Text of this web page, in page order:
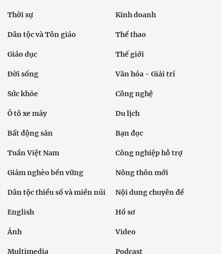
Thời sự Kinh doanh
Dân tộc và Tôn giáo Thể thao
Giáo dục Thế giới
Đời sống Văn hóa - Giải trí
Sức khỏe Công nghệ
Ô tô xe máy Du lịch
Bất động sản Bạn đọc
Tuần Việt Nam Công nghiệp hỗ trợ
Giảm nghèo bền vững Nông thôn mới
Dân tộc thiểu số và miền núi Nội dung chuyên đề
English Hồ sơ
Ảnh Video
Multimedia Podcast